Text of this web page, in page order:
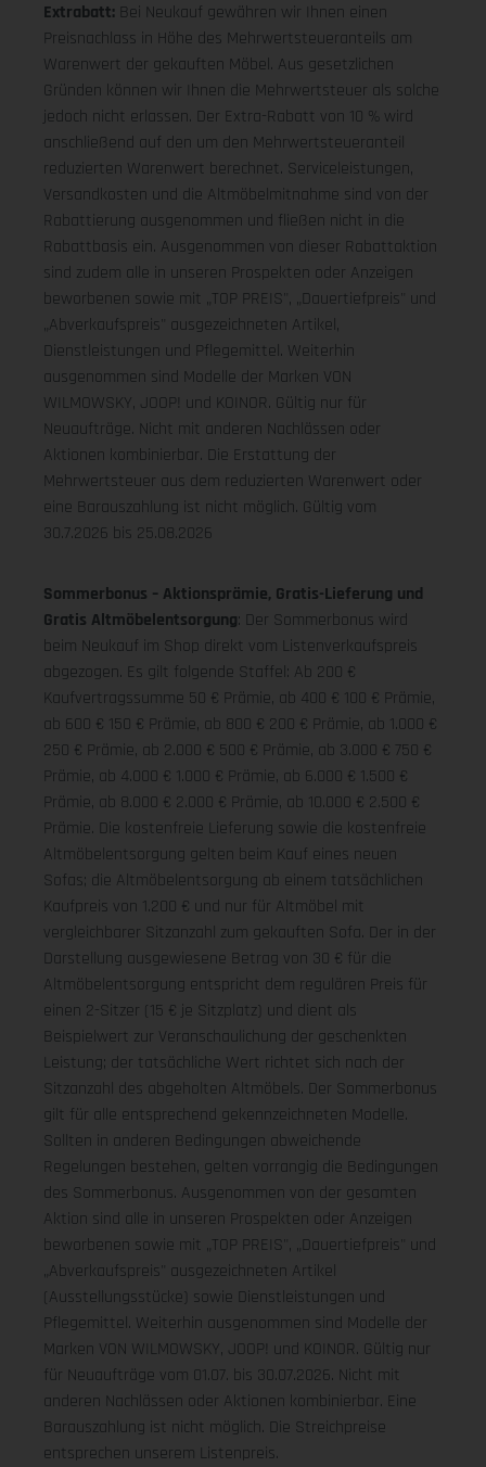
Extrabatt: Bei Neukauf gewähren wir Ihnen einen
Preisnachlass in Höhe des Mehrwertsteueranteils am
Warenwert der gekauften Möbel. Aus gesetzlichen
Gründen können wir Ihnen die Mehrwertsteuer als solche
jedoch nicht erlassen. Der Extra-Rabatt von 10 % wird
anschließend auf den um den Mehrwertsteueranteil
reduzierten Warenwert berechnet. Serviceleistungen,
Versandkosten und die Altmöbelmitnahme sind von der
Rabattierung ausgenommen und fließen nicht in die
Rabattbasis ein. Ausgenommen von dieser Rabattaktion
sind zudem alle in unseren Prospekten oder Anzeigen
beworbenen sowie mit „TOP PREIS", „Dauertiefpreis" und
„Abverkaufspreis" ausgezeichneten Artikel,
Dienstleistungen und Pflegemittel. Weiterhin
ausgenommen sind Modelle der Marken VON
WILMOWSKY, JOOP! und KOINOR. Gültig nur für
Neuaufträge. Nicht mit anderen Nachlässen oder
Aktionen kombinierbar. Die Erstattung der
Mehrwertsteuer aus dem reduzierten Warenwert oder
eine Barauszahlung ist nicht möglich. Gültig vom
30.7.2026 bis 25.08.2026
Sommerbonus – Aktionsprämie, Gratis-Lieferung und
Gratis Altmöbelentsorgung: Der Sommerbonus wird
beim Neukauf im Shop direkt vom Listenverkaufspreis
abgezogen. Es gilt folgende Staffel: Ab 200 €
Kaufvertragssumme 50 € Prämie, ab 400 € 100 € Prämie,
ab 600 € 150 € Prämie, ab 800 € 200 € Prämie, ab 1.000 €
250 € Prämie, ab 2.000 € 500 € Prämie, ab 3.000 € 750 €
Prämie, ab 4.000 € 1.000 € Prämie, ab 6.000 € 1.500 €
Prämie, ab 8.000 € 2.000 € Prämie, ab 10.000 € 2.500 €
Prämie. Die kostenfreie Lieferung sowie die kostenfreie
Altmöbelentsorgung gelten beim Kauf eines neuen
Sofas; die Altmöbelentsorgung ab einem tatsächlichen
Kaufpreis von 1.200 € und nur für Altmöbel mit
vergleichbarer Sitzanzahl zum gekauften Sofa. Der in der
Darstellung ausgewiesene Betrag von 30 € für die
Altmöbelentsorgung entspricht dem regulären Preis für
einen 2-Sitzer (15 € je Sitzplatz) und dient als
Beispielwert zur Veranschaulichung der geschenkten
Leistung; der tatsächliche Wert richtet sich nach der
Sitzanzahl des abgeholten Altmöbels. Der Sommerbonus
gilt für alle entsprechend gekennzeichneten Modelle.
Sollten in anderen Bedingungen abweichende
Regelungen bestehen, gelten vorrangig die Bedingungen
des Sommerbonus. Ausgenommen von der gesamten
Aktion sind alle in unseren Prospekten oder Anzeigen
beworbenen sowie mit „TOP PREIS", „Dauertiefpreis" und
„Abverkaufspreis" ausgezeichneten Artikel
(Ausstellungsstücke) sowie Dienstleistungen und
Pflegemittel. Weiterhin ausgenommen sind Modelle der
Marken VON WILMOWSKY, JOOP! und KOINOR. Gültig nur
für Neuaufträge vom 01.07. bis 30.07.2026. Nicht mit
anderen Nachlässen oder Aktionen kombinierbar. Eine
Barauszahlung ist nicht möglich. Die Streichpreise
entsprechen unserem Listenpreis.